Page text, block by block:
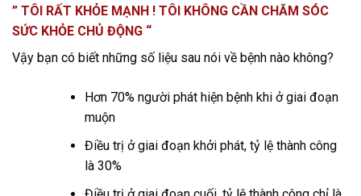
” TÔI RẤT KHỎE MẠNH ! TÔI KHÔNG CẦN CHĂM SÓC
SỨC KHỎE CHỦ ĐỘNG “
Vậy bạn có biết những số liệu sau nói về bệnh nào không?
Hơn 70% người phát hiện bệnh khi ở giai đoạn
muộn
Điều trị ở giai đoạn khởi phát, tỷ lệ thành công
là 30%